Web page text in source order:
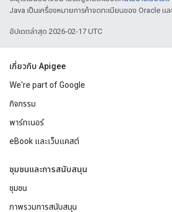
Java เป็นเครื่องหมายการค้าจดทะเบียนของ Oracle แ
อัปเดตล่าสุด 2026-02-17 UTC
เกี่ยวกับ Apigee
We're part of Google
กิจกรรม
พาร์ทเนอร์
eBook และเว็บแคสต์
ชุมชนและการสนับสนุน
ชุมชน
ภาพรวมการสนับสนุน